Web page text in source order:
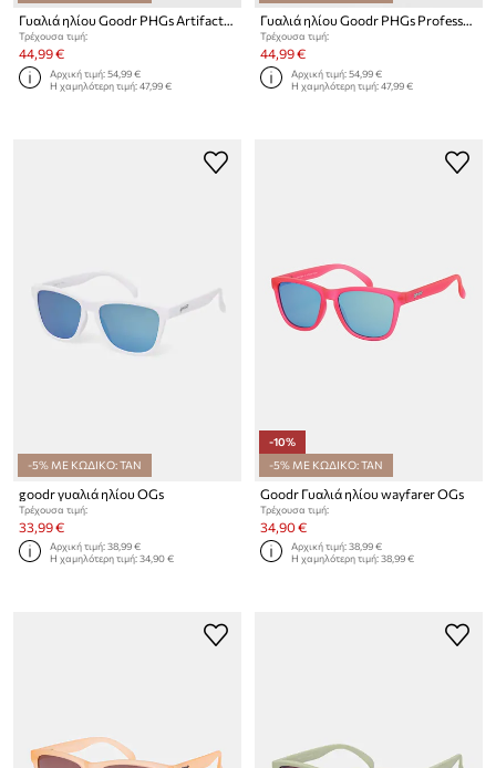
Γυαλιά ηλίου Goodr PHGs Artifacts, Not Artifeelings
Τρέχουσα τιμή:
44,99 €
Αρχική τιμή:54,99 €
Η χαμηλότερη τιμή:47,99 €
Γυαλιά ηλίου Goodr PHGs Professor 00G
Τρέχουσα τιμή:
44,99 €
Αρχική τιμή:54,99 €
Η χαμηλότερη τιμή:47,99 €
-5% ΜΕ ΚΩΔΙΚΟ: TAN
goodr γυαλιά ηλίου OGs
Τρέχουσα τιμή:
33,99 €
Αρχική τιμή:38,99 €
Η χαμηλότερη τιμή:34,90 €
-10%
-5% ΜΕ ΚΩΔΙΚΟ: TAN
Goodr Γυαλιά ηλίου wayfarer OGs
Τρέχουσα τιμή:
34,90 €
Αρχική τιμή:38,99 €
Η χαμηλότερη τιμή:38,99 €